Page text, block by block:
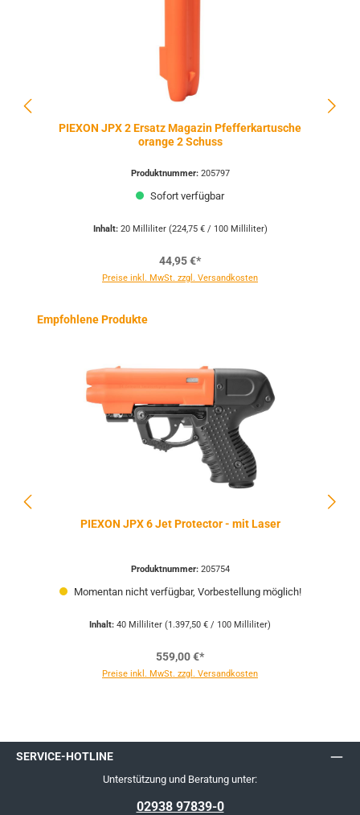
PIEXON JPX 2 Ersatz Magazin Pfefferkartusche
orange 2 Schuss
Produktnummer: 205797
Sofort verfügbar
Inhalt: 20 Milliliter (224,75 € / 100 Milliliter)
44,95 €*
Preise inkl. MwSt. zzgl. Versandkosten
Produktgalerie überspringen
Empfohlene Produkte
PIEXON JPX 6 Jet Protector - mit Laser
Produktnummer: 205754
Momentan nicht verfügbar, Vorbestellung möglich!
Inhalt: 40 Milliliter (1.397,50 € / 100 Milliliter)
559,00 €*
Preise inkl. MwSt. zzgl. Versandkosten
SERVICE-HOTLINE
Unterstützung und Beratung unter:
02938 97839-0